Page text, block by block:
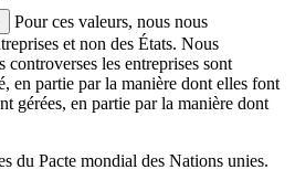
Pour ces valeurs, nous nous
et non des États. Nous
les entreprises sont
en partie par la manière dont elles font
gérées, en partie par la manière dont
du Pacte mondial des Nations unies.